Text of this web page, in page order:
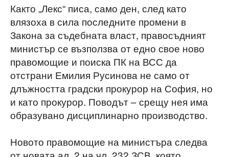
Както „Лекс“ писа, само ден, след като
влязоха в сила последните промени в
Закона за съдебната власт, правосъдният
министър се възползва от едно свое ново
правомощие и поиска ПК на ВСС да
отстрани Емилия Русинова не само от
длъжността градски прокурор на София, но
и като прокурор. Поводът – срещу нея има
образувано дисциплинарно производство.
Новото правомощие на министъра следва